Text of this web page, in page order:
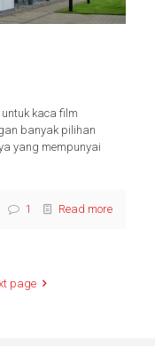
kaca film
banyak pilihan
yang mempunyai
1 Read more
page